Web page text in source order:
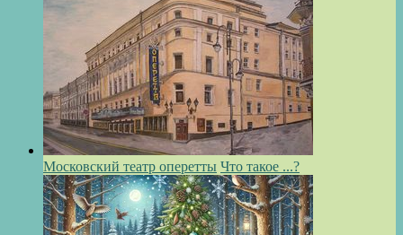
Московский театр оперетты Что такое ...?